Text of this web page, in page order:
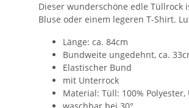
Dieser wunderschöne edle Tüllrock
Bluse oder einem legeren T-Shirt.
Länge: ca. 84cm
Bundweite ungedehnt, ca.
Elastischer Bund
mit Unterrock
Material: Tüll: 100% Polyester,